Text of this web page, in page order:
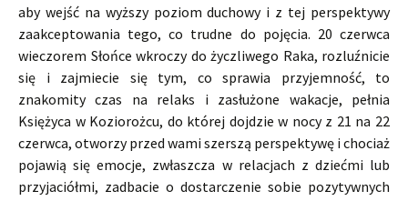
aby wejść na wyższy poziom duchowy i z tej perspektywy
zaakceptowania tego, co trudne do pojęcia. 20 czerwca
wieczorem Słońce wkroczy do życzliwego Raka, rozluźnicie
się i zajmiecie się tym, co sprawia przyjemność, to
znakomity czas na relaks i zasłużone wakacje, pełnia
Księżyca w Koziorożcu, do której dojdzie w nocy z 21 na 22
czerwca, otworzy przed wami szerszą perspektywę i chociaż
pojawią się emocje, zwłaszcza w relacjach z dziećmi lub
przyjaciółmi, zadbacie o dostarczenie sobie pozytywnych